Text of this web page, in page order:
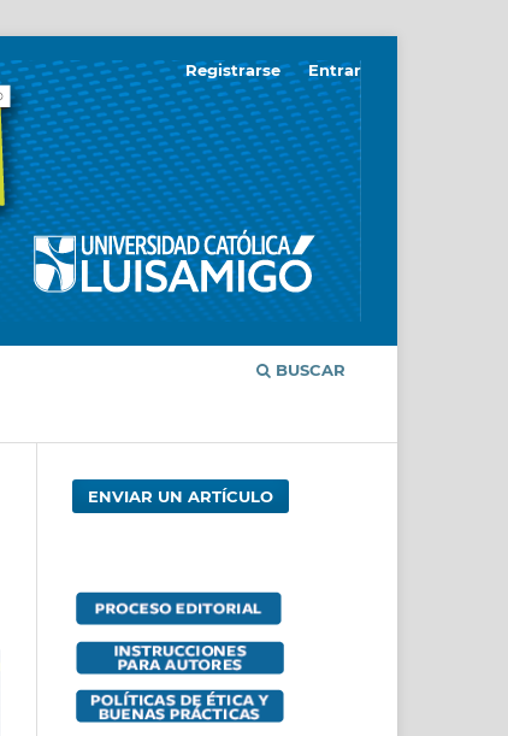
BUSCAR
Registrarse Entrar
ENVIAR UN ARTÍCULO